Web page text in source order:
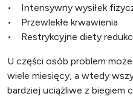
• Intensywny wysiłek
• Przewlekłe krwawienia
• Restrykcyjne diety
U części osób problem
wiele miesięcy, a wtedy
bardziej uciążliwe z biegiem